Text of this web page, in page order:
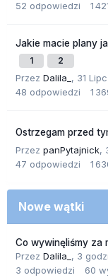
52 odpowiedzi 1
Jakie macie plany
1 2
Przez Dalila_ , 31
48 odpowiedzi 1
Ostrzegam przed
Przez panPytajnick,
47 odpowiedzi 1
Nowe wątki
Co wywinęliśmy za
Przez Dalila_ , 3
3 odpowiedzi 60